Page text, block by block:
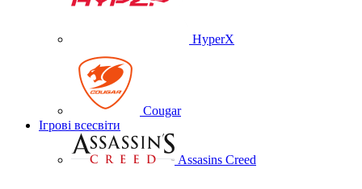
HyperX
Cougar
Ігрові всесвіти
Assasins Creed